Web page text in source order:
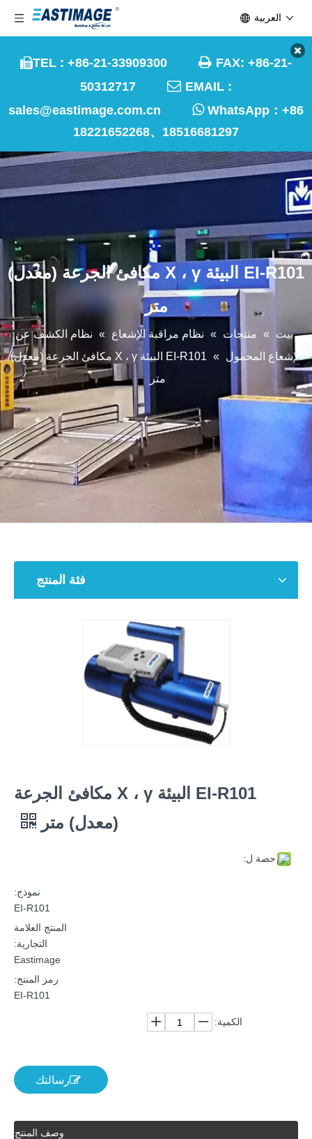
TEL : +86-21-33909300  FAX: +86-21-
50312717  EMAIL :
sales@eastimage.com.cn
WhatsApp： +86
18221652268、18516681297
العربية
EI-R101 البيئة X ، γ مكافئ الجرعة (معدل)
متر
بيت » منتجات » نظام مراقبة الإشعاع » نظام الكشف عن
الإشعاع المحمول
»
EI-R101 البيئة X ، γ مكافئ الجرعة (معدل)
متر
فئة المنتج
EI-R101 البيئة X ، γ مكافئ الجرعة
(معدل) متر
حصة ل:
نموذج:
EI-R101
المنتج العلامة
التجارية:
Eastimage
رمز المنتج:
EI-R101
الكمية:
رسالتك
وصف المنتج